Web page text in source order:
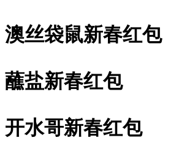
澳丝袋鼠新春红包
蘸盐新春红包
开水哥新春红包